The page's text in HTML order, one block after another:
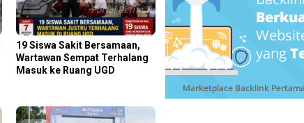
19 Siswa Sakit Bersamaan,
Wartawan Sempat Terhalang
Masuk ke Ruang UGD